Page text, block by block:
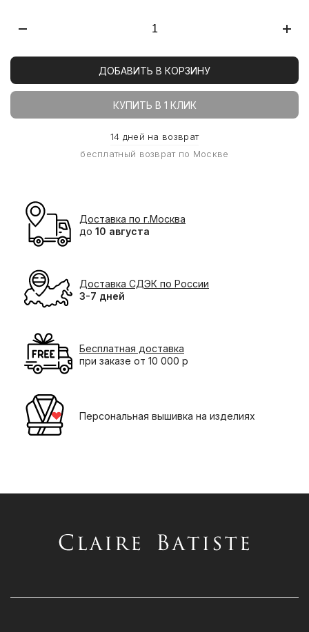
ДОБАВИТЬ В КОРЗИНУ
КУПИТЬ В 1 КЛИК
14 дней на возврат
бесплатный возврат по Москве
Доставка по г.Москва
до 10 августа
Доставка СДЭК по России
3-7 дней
Бесплатная доставка
при заказе от 10 000 р
Персональная вышивка на изделиях